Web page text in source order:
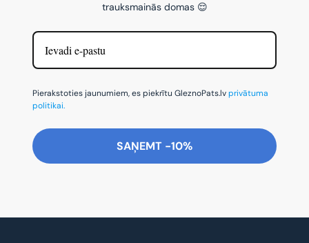
trauksmainās domas 😌
Pierakstoties jaunumiem, es piekrītu GleznoPats.lvprivātuma
politikai.
SAŅEMT -10%